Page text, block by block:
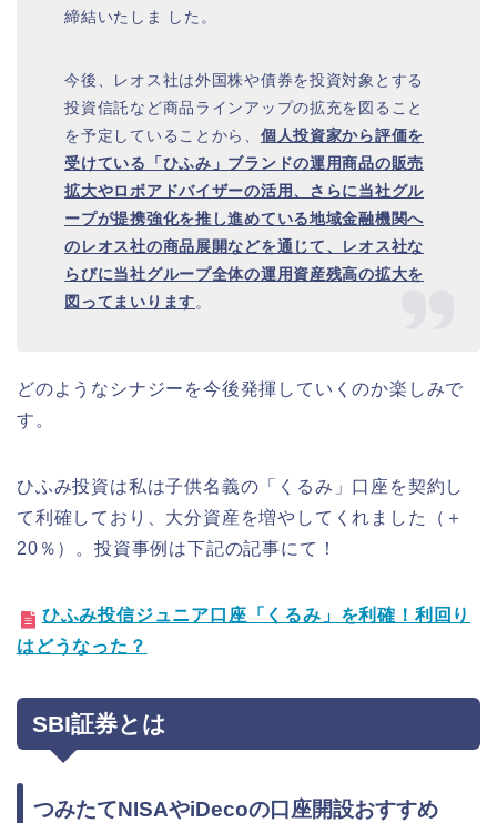
締結いたしま した。
今後、レオス社は外国株や債券を投資対象とする
投資信託など商品ラインアップの拡充を図ること
を予定していることから、 個人投資家から評価を
受けている「ひふみ」ブランドの運用商品の販売
拡大やロボアドバイザーの活用、さらに当社グル
ープが提携強化を推し進めている地域金融機関へ
のレオス社の商品展開などを通じて、レオス社な
らびに当社グループ全体の運用資産残高の拡大を
図ってまいります。
どのようなシナジーを今後発揮していくのか楽しみで
す。
ひふみ投資は私は子供名義の「くるみ」口座を契約し
て利確しており、大分資産を増やしてくれました（＋
20％）。投資事例は下記の記事にて！
ひふみ投信ジュニア口座「くるみ」を利確！利回り
はどうなった？
SBI証券とは
つみたてNISAやiDecoの口座開設おすすめ